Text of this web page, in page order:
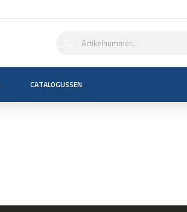
CATALOGUSSEN